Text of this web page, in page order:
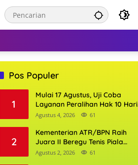
Pos Populer
1
Mulai 17 Agustus, Uji Coba
Layanan Peralihan Hak 10 Hari
di 15 Kantor Pertanahan
Agustus 4, 2026 61
2
Kementerian ATR/BPN Raih
Juara II Beregu Tenis Piala
Gubernur DKI Jakarta 2026
Agustus 2, 2026 61